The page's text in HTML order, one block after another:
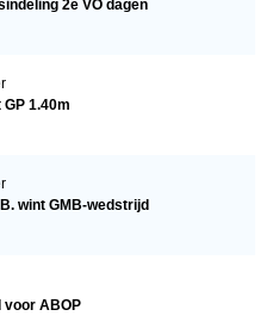
2e VO dagen
1.40m
wint GMB-wedstrijd
voor ABOP